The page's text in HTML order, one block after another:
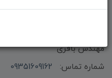
مهندس باقری
شماره تماس:
09351609162